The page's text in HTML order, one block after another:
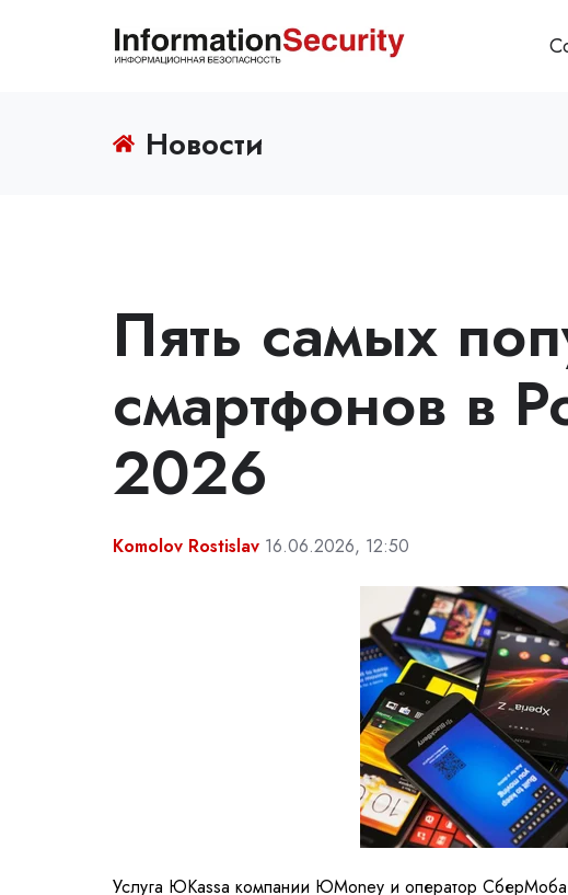
Новости
Пять самых
смартфонов в
2026
Komolov Rostislav 16.06.2026, 12:50
Услуга ЮKassa компании ЮMoney и оператор